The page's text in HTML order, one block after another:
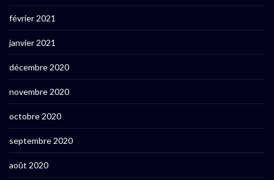
février 2021
janvier 2021
décembre 2020
novembre 2020
octobre 2020
septembre 2020
août 2020